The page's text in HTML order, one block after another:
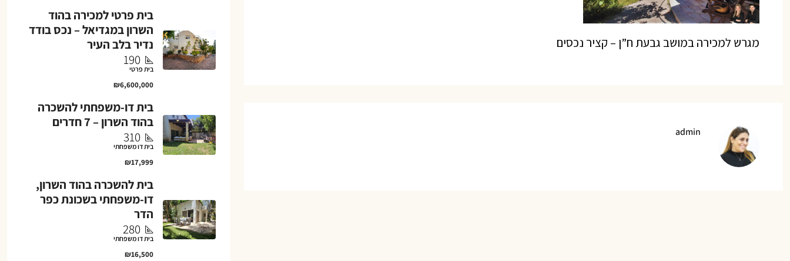
מגרש למכירה במושב גבעת ח”ן – קציר נכסים
admin
בית פרטי למכירה בהוד
השרון במגדיאל – נכס בודד
נדיר בלב העיר
190
בית פרטי
₪6,600,000
בית דו-משפחתי להשכרה
בהוד השרון – 7 חדרים
310
בית דו משפחתי
₪17,999
בית להשכרה בהוד השרון,
דו-משפחתי בשכונת כפר
הדר
280
בית דו משפחתי
₪16,500